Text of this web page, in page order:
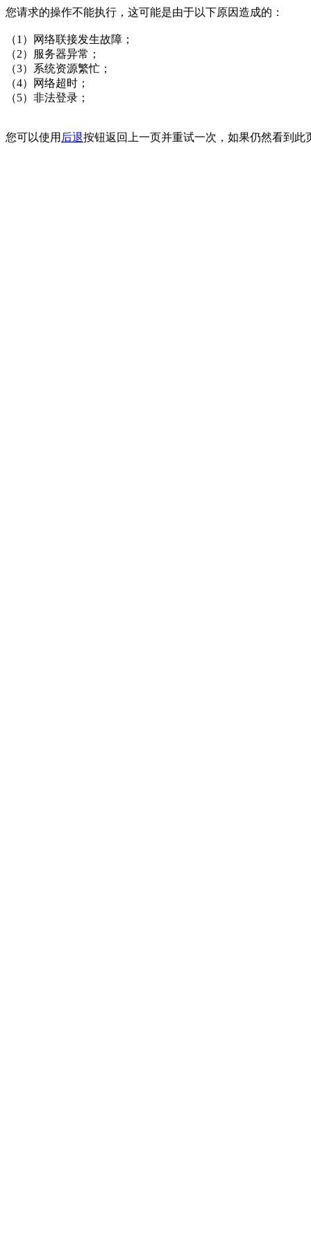
您请求的操作不能执行，这可能是由于以下原因造成的：
（1）网络联接发生故障；
（2）服务器异常；
（3）系统资源繁忙；
（4）网络超时；
（5）非法登录；
您可以使用 后退按钮返回上一页并重试一次，如果仍然看到此